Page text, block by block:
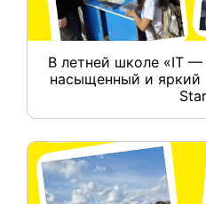
В летней школе «IT
насыщенный и яркий